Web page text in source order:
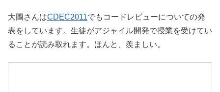
大圖さんはCDEC2011でもコードレビューについての発
表をしています。生徒がアジャイル開発で授業を受けてい
ることが読み取れます。ほんと、羨ましい。